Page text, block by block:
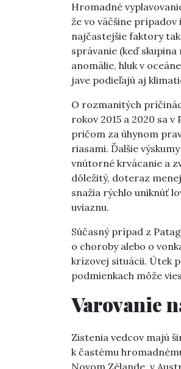
Hromadné
že vo väčšine
najčastejšie faktory
správanie (keď
anomálie, hluk v
jave podieľajú aj
O rozmanitých
rokov 2015 a 2020 sa
pričom za úhynom
riasami. Ďalšie
vnútorné krvácanie a
dôležitý, doteraz
snažia rýchlo uniknúť
uviaznu.
Súčasný prípad z
o choroby alebo o
krízovej situácii. Útek
podmienkach môže
Varovanie
Zistenia vedcov majú
k častému
Novom Zélande, v